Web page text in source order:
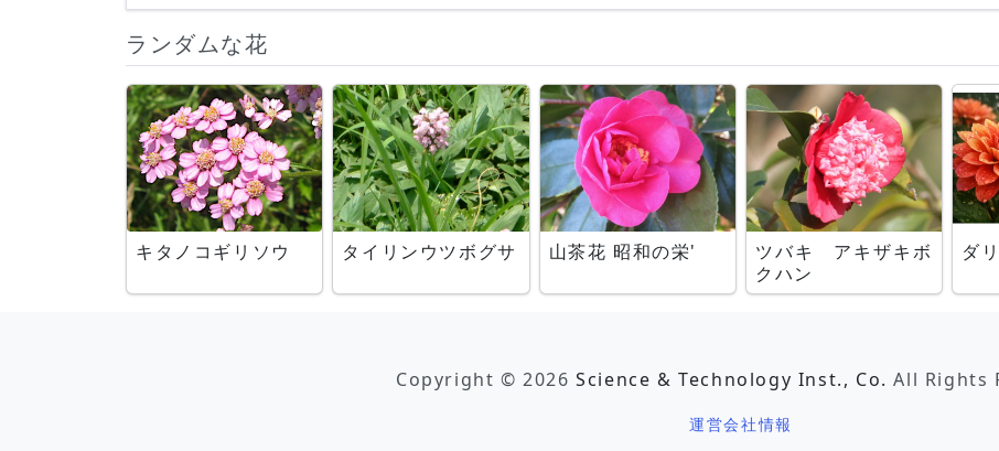
ランダムな花
キタノコギリソウ タイリンウツボグサ 山茶花 昭和の栄'
ツバキ アキザキボ
クハン
ダ
Copyright © 2026Science & Technology Inst., Co. All Rights
運営会社情報